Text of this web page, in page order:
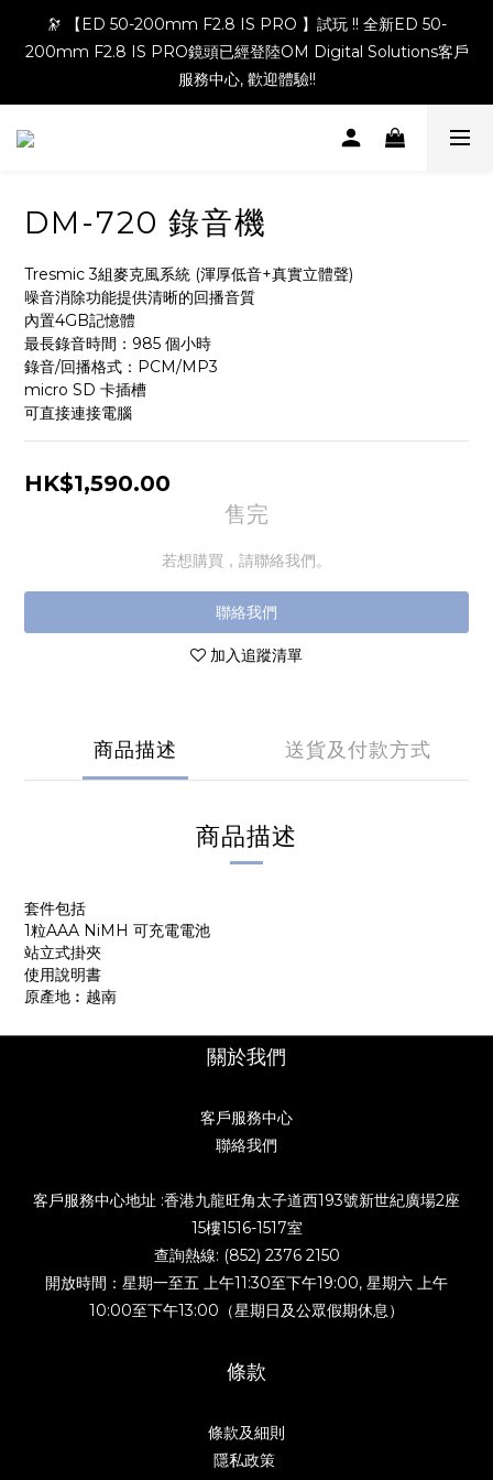
🔭 【ED 50-200mm F2.8 IS PRO 】試玩 !! 全新ED 50-
200mm F2.8 IS PRO鏡頭已經登陸OM Digital Solutions客戶
服務中心, 歡迎體驗!!
DM-720 錄音機
Tresmic 3組麥克風系統 (渾厚低音+真實立體聲)
噪音消除功能提供清晰的回播音質
內置4GB記憶體
最長錄音時間：985 個小時
錄音/回播格式：PCM/MP3
micro SD 卡插槽
可直接連接電腦
HK$1,590.00
售完
若想購買，請聯絡我們。
聯絡我們
加入追蹤清單
商品描述 送貨及付款方式
商品描述
套件包括
1粒AAA NiMH 可充電電池
站立式掛夾
使用說明書
原產地︰越南
關於我們
客戶服務中心
聯絡我們
客戶服務中心地址 :香港九龍旺角太子道西193號新世紀廣場2座
15樓1516-1517室
查詢熱線: (852) 2376 2150
開放時間：星期一至五 上午11:30至下午19:00, 星期六 上午
10:00至下午13:00（星期日及公眾假期休息）
條款
條款及細則
隱私政策